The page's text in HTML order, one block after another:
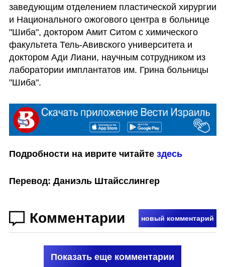
заведующим отделением пластической хирургии
и Национального ожогового центра в больнице
"Шиба", доктором Амит Ситом с химического
факультета Тель-Авивского университета и
доктором Ади Лиани, научным сотрудником из
лаборатории имплантатов им. Грина больницы
"Шиба".
Подробности на иврите читайте здесь
Перевод: Даниэль Штайсслингер
Комментарии новый комментарий
Показать еще комментарии